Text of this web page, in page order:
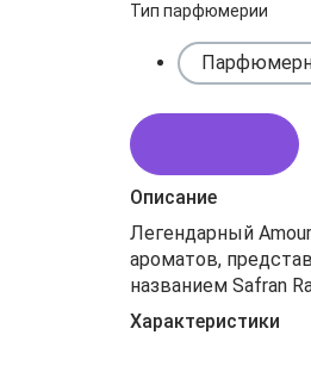
Тип парфюмерии
Описание
Легендарный
ароматов,
названием Safran
в котором тонко
элегантность. Он
Характеристики